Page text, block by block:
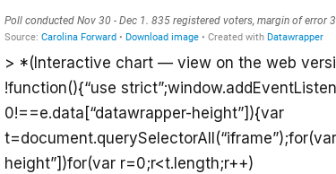
> *(Interactive chart — view on the web
!function(){“use
0!==e.data[“datawrapper-height”]){var
height”])for(var r=0;r<t.length;r++)